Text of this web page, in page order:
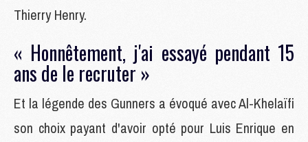
Thierry Henry.
« Honnêtement, j'ai essayé pendant 15
ans de le recruter »
Et la légende des Gunners a évoqué avec Al-Khelaïfi
son choix payant d'avoir opté pour Luis Enrique en